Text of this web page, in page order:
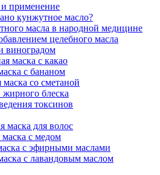
применение
кунжутное масло?
масла в народной медицине
целебного масла
виноградом
маска с какао
с бананом
со сметаной
блеска
токсинов
маска для волос
с медом
с эфирными маслами
с лавандовым маслом